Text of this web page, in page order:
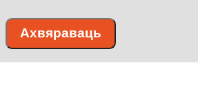
Ахвяраваць